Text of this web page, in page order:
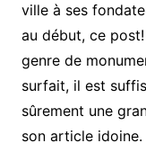
ville à ses
au début, ce
genre de
surfait, il est
sûrement une
son article idoine.